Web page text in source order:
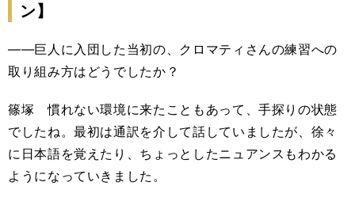
ン】
――巨人に入団した当初の、クロマティさんの練習への
取り組み方はどうでしたか？
篠塚 慣れない環境に来たこともあって、手探りの状態
でしたね。最初は通訳を介して話していましたが、徐々
に日本語を覚えたり、ちょっとしたニュアンスもわかる
ようになっていきました。